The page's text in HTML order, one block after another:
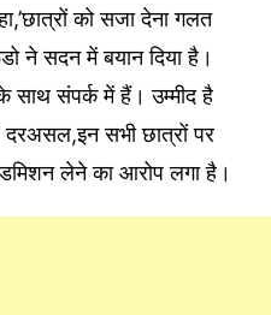
को सजा देना गलत
ने सदन में बयान दिया है।
साथ संपर्क में हैं। उम्मीद है
दरअसल,इन सभी छात्रों पर
लेने का आरोप लगा है।